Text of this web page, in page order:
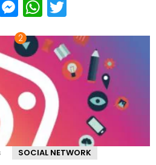
Messenger
WhatsApp
SOCIAL NETWORK